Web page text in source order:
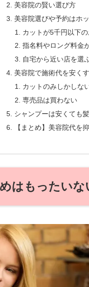
美容院の賢い選び方
美容院選びや予約はホ
カットが5千円以下
指名料やロング料金
自宅から近い店を選
美容院で施術代を安く
カットのみしかしな
専売品は買わない
シャンプーは安くても
【まとめ】美容院代を
はもったいな